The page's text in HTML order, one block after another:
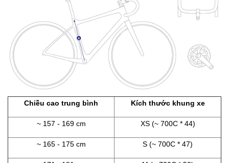
Chiều cao trung bình Kích thước khung xe
~ 157 - 169 cm XS (~ 700C * 44)
~ 165 - 175 cm S (~ 700C * 47)